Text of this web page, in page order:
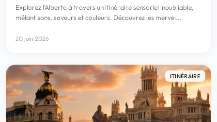
Explorez l'Alberta à travers un itinéraire sensoriel inoubliable,
mêlant sons, saveurs et couleurs. Découvrez les mervei...
20 juin 2026
ITINÉRAIRE